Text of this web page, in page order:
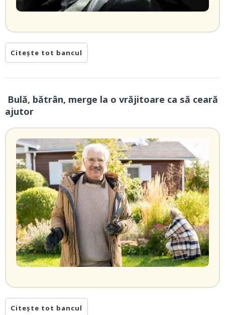
Citește tot bancul
Bulă, bătrân, merge la o vrăjitoare ca să ceară
ajutor
Citește tot bancul